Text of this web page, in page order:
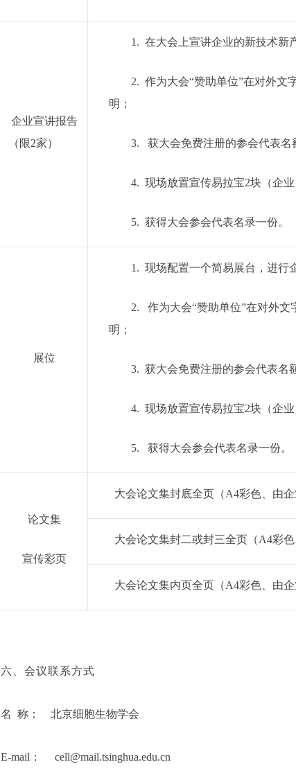
企业宣讲报告
（限2家）
1. 在大会上宣讲企业的新技术新
2. 作为大会“赞助单位”在对外文
明；
3. 获大会免费注册的参会代表名
4. 现场放置宣传易拉宝2块（企业
5. 获得大会参会代表名录一份。
展位
1. 现场配置一个简易展台，进行
2. 作为大会“赞助单位”在对外文
明；
3. 获大会免费注册的参会代表名
4. 现场放置宣传易拉宝2块（企业
5. 获得大会参会代表名录一份。
论文集
宣传彩页
大会论文集封底全页（A4彩色、由企
大会论文集封二或封三全页（A4彩色
大会论文集内页全页（A4彩色、由企
六、会议联系方式
名 称： 北京细胞生物学会
E-mail ： cell@mail.tsinghua.edu.cn